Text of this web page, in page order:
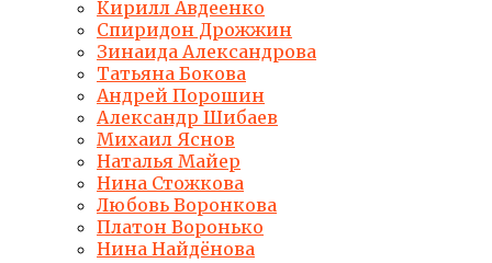
Кирилл Авдеенко
Спиридон Дрожжин
Зинаида Александрова
Татьяна Бокова
Андрей Порошин
Александр Шибаев
Михаил Яснов
Наталья Майер
Нина Стожкова
Любовь Воронкова
Платон Воронько
Нина Найдёнова